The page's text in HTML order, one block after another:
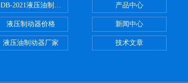
DB-2021液压油制动器
液压制动器价格
液压油制动器厂家
产品中心
新闻中心
技术文章